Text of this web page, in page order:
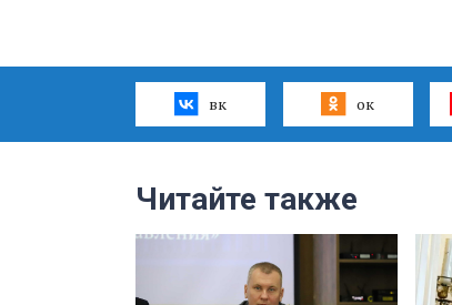
вк ок
Читайте также